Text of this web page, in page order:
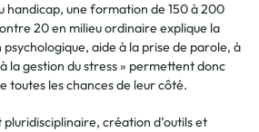
handicap, une formation de 150 à 200
20 en milieu ordinaire explique la
aide à la prise de parole, à
la gestion du stress » permettent donc
toutes les chances de leur côté.
création d’outils et